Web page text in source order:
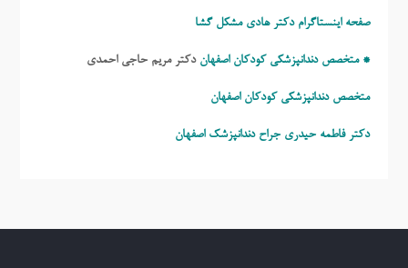
صفحه اینستاگرام دکتر هادی مشکل گشا
* متخصص دندانپزشکی کودکان اصفهان دکتر مریم حاجی احمدی
متخصص دندانپزشکی کودکان اصفهان
دکتر فاطمه حیدری جراح دندانپزشک اصفهان